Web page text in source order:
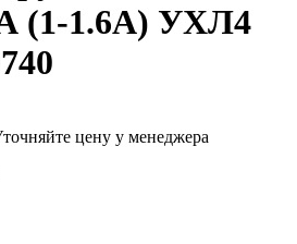
(1-1.6А) УХЛ4
цену у менеджера